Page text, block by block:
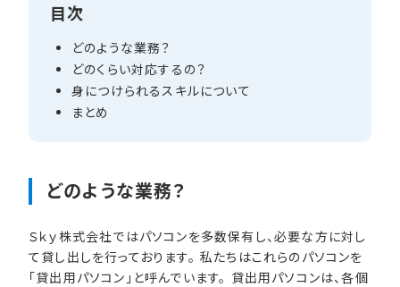
目次
どのような​業務？
どの​くらい​対応するの？
身に​つけられる​スキルに​ついて
まとめ
どのような​業務？
Ｓｋｙ株式会社ではパソコンを多数保有し、必要な方に対し
て貸し出しを行っております。 私たちはこれらのパソコンを
「貸出用パソコン」と呼んでいます。 貸出用パソコンは、各個